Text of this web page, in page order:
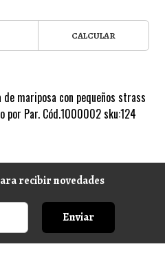
CALCULAR
mariposa con pequeños strass
por Par. Cód.1000002 sku:124
recibir novedades
Enviar